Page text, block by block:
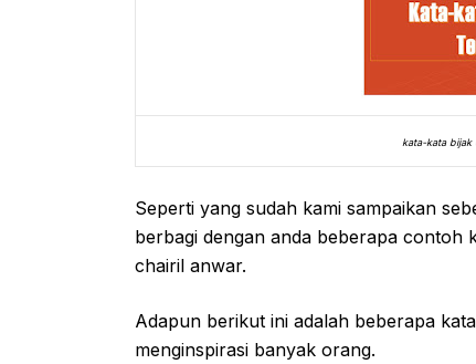
kata-kata bijak
Seperti yang sudah kami sampaikan
berbagi dengan anda beberapa contoh
chairil anwar.
Adapun berikut ini adalah beberapa
menginspirasi banyak orang.